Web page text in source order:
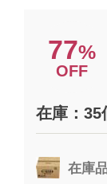
77%
OFF
在庫：35
在庫